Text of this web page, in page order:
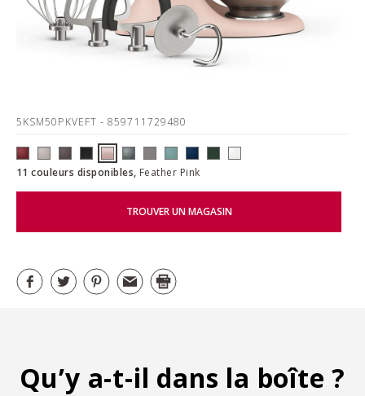
5KSM50PKVEFT- 859711729480
11 couleurs disponibles, Feather Pink
TROUVER UN MAGASIN
Qu’y a-t-il dans la boîte ?